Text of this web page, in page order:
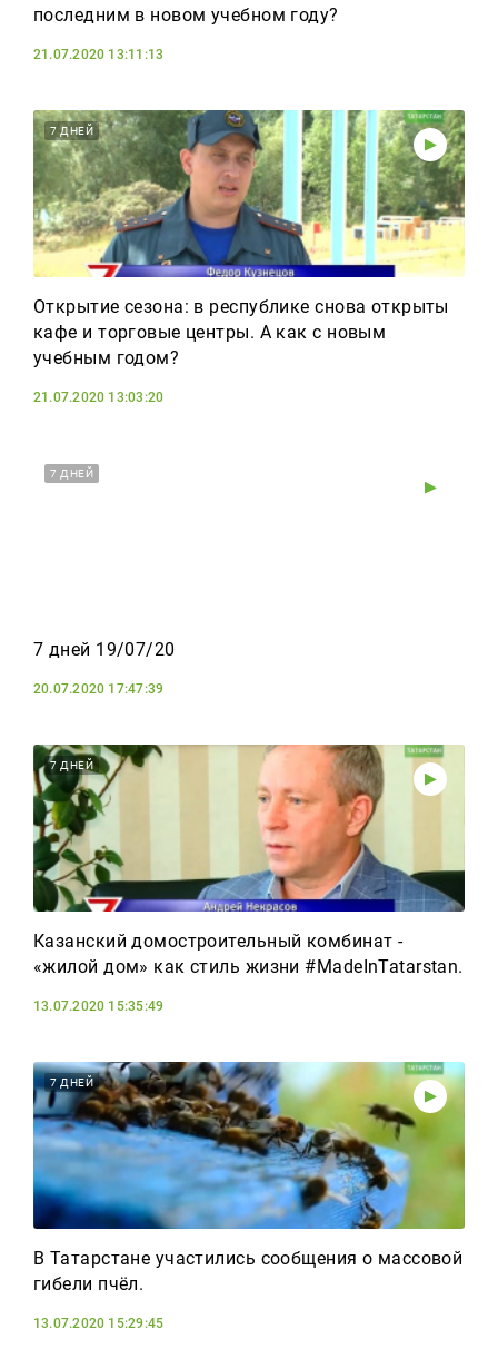
последним в новом учебном году?
21.07.2020 13:11:13
7 ДНЕЙ
Открытие сезона: в республике снова открыты
кафе и торговые центры. А как с новым
учебным годом?
21.07.2020 13:03:20
7 ДНЕЙ
7 дней 19/07/20
20.07.2020 17:47:39
7 ДНЕЙ
Казанский домостроительный комбинат -
«жилой дом» как стиль жизни #MadeInTatarstan.
13.07.2020 15:35:49
7 ДНЕЙ
В Татарстане участились сообщения о массовой
гибели пчёл.
13.07.2020 15:29:45